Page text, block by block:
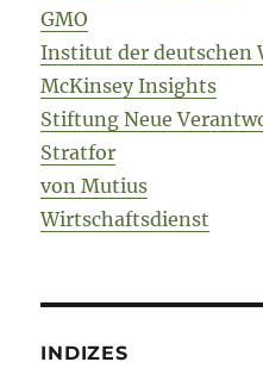
GMO
Institut der deutschen
McKinsey Insights
Stiftung Neue
Stratfor
von Mutius
Wirtschaftsdienst
INDIZES